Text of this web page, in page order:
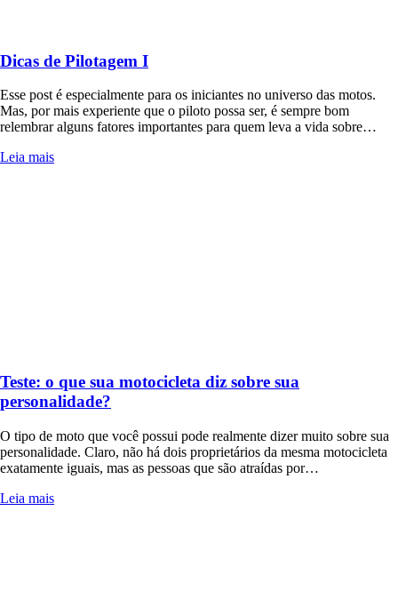
Dicas de Pilotagem I
Esse post é especialmente para os iniciantes no universo das motos.
Mas, por mais experiente que o piloto possa ser, é sempre bom
relembrar alguns fatores importantes para quem leva a vida sobre…
Leia mais
Teste: o que sua motocicleta diz sobre sua
personalidade?
O tipo de moto que você possui pode realmente dizer muito sobre sua
personalidade. Claro, não há dois proprietários da mesma motocicleta
exatamente iguais, mas as pessoas que são atraídas por…
Leia mais